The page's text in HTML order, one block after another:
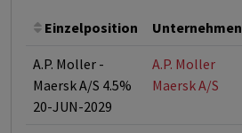
Einzelposition Unternehmen
A.P. Moller -
Maersk A/S 4.5%
20-JUN-2029
A.P. Moller 
Maersk A/S